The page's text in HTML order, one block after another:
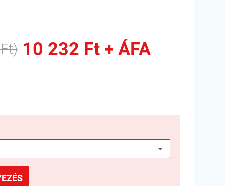
10 232 Ft + ÁFA